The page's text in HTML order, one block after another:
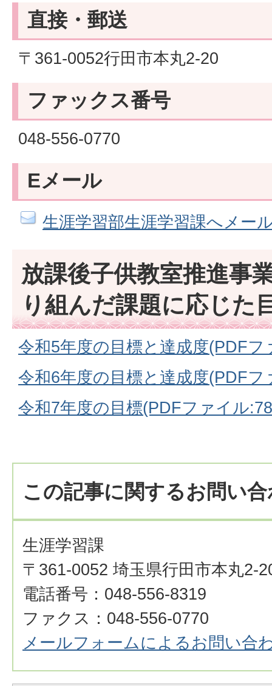
直接・郵送
〒361-0052行田市本丸2-20
ファックス番号
048-556-0770
Eメール
生涯学習部生涯学習課へメー
放課後子供教室推進事
り組んだ課題に応じた
令和5年度の目標と達成度(PDFフ
令和6年度の目標と達成度(PDFフ
令和7年度の目標(PDFファイル
この記事に関するお問い
生涯学習課
〒361-0052 埼玉県行田市本丸2-
電話番号：048-556-8319
ファクス：048-556-0770
メールフォームによるお問い合